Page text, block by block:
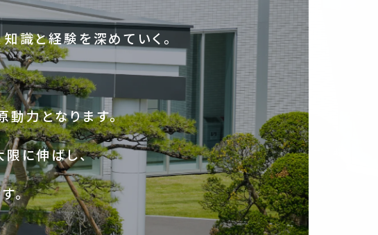
識と経験を深めていく。
動力となります。
に伸ばし、
。